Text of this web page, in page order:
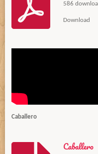
586
Download
Caballero
Caballero